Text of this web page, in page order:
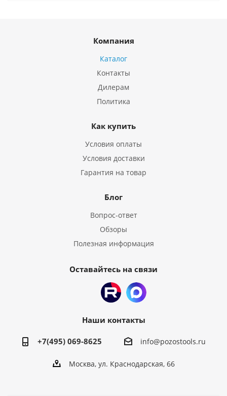
Компания
Каталог
Контакты
Дилерам
Политика
Как купить
Условия оплаты
Условия доставки
Гарантия на товар
Блог
Вопрос-ответ
Обзоры
Полезная информация
Оставайтесь на связи
Наши контакты
+7(495) 069-8625 info@pozostools.ru
Москва, ул. Краснодарская, 66